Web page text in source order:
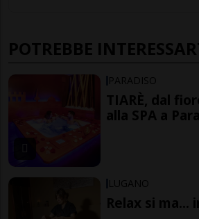
POTREBBE
PARADISO
TIARÈ, dal
alla SPA a
LUGANO
Relax si ma...